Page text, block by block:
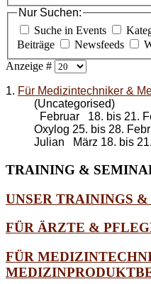
Nur Suchen:
Suche in Events
Beiträge
Newsfeeds
Anzeige #
1. Für Medizintechniker &
(Uncategorised)
Februar 18. bis 21.
Oxylog 25. bis 28.
Julian März 18. bis
TRAINING &
UNSER TRAININGS
FÜR ÄRZTE &
FÜR